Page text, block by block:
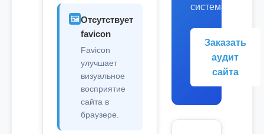
🖼️Отсутствует
favicon
Favicon
улучшает
визуальное
восприятие
сайта в
браузере.
системах.
Заказать
аудит
сайта